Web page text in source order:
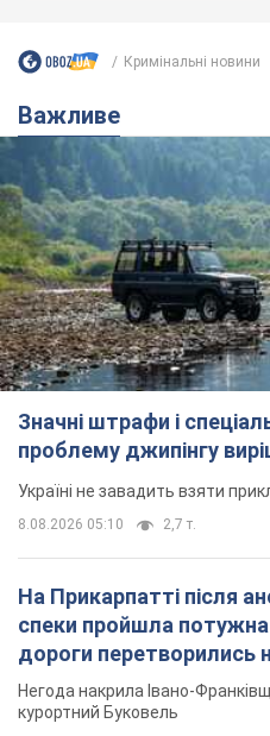
Кримінальні новини
Важливе
Значні штрафи і
проблему джипінгу
Україні не завадить взяти
8.08.2026 05:10 2,7 т.
На Прикарпатті після
спеки пройшла потужна
дороги перетворились
Відео
Негода накрила Івано-
курортний Буковель